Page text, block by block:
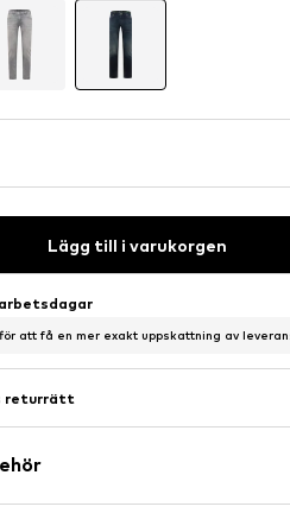
Lägg till i varukorgen
att få en mer exakt uppskattning av
returrätt